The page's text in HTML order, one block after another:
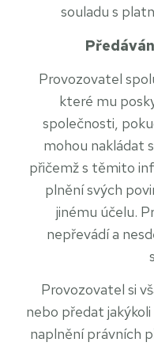
souladu s
Provozovatel
které mu
společnosti,
mohou nakládat
přičemž s těmito
plnění svých
jinému účelu.
nepřevádí a
Provozovatel si
nebo předat
naplnění právních